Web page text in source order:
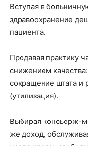
Вступая в
здравоохранение
пациента.
Продавая практику
снижением
сокращение штата и
(утилизация).
Выбирая консьерж-
же доход,